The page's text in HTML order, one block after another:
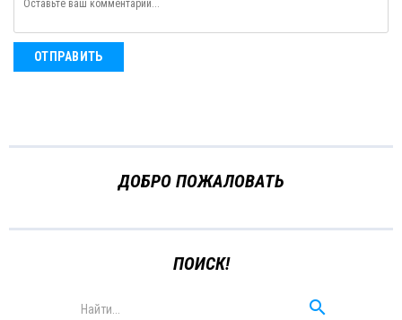
ОТПРАВИТЬ
ДОБРО ПОЖАЛОВАТЬ
ПОИСК!